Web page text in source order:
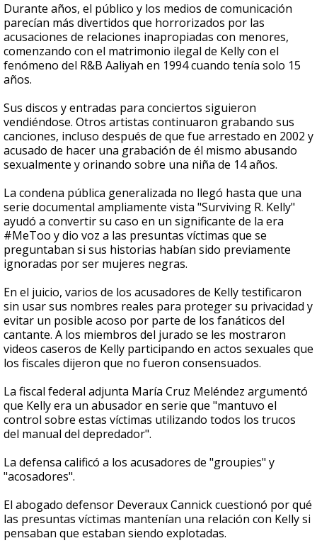
Durante años, el público y los medios de comunicación
parecían más divertidos que horrorizados por las
acusaciones de relaciones inapropiadas con menores,
comenzando con el matrimonio ilegal de Kelly con el
fenómeno del R&B Aaliyah en 1994 cuando tenía solo 15
años.
Sus discos y entradas para conciertos siguieron
vendiéndose. Otros artistas continuaron grabando sus
canciones, incluso después de que fue arrestado en 2002 y
acusado de hacer una grabación de él mismo abusando
sexualmente y orinando sobre una niña de 14 años.
La condena pública generalizada no llegó hasta que una
serie documental ampliamente vista "Surviving R. Kelly"
ayudó a convertir su caso en un significante de la era
#MeToo y dio voz a las presuntas víctimas que se
preguntaban si sus historias habían sido previamente
ignoradas por ser mujeres negras.
En el juicio, varios de los acusadores de Kelly testificaron
sin usar sus nombres reales para proteger su privacidad y
evitar un posible acoso por parte de los fanáticos del
cantante. A los miembros del jurado se les mostraron
videos caseros de Kelly participando en actos sexuales que
los fiscales dijeron que no fueron consensuados.
La fiscal federal adjunta María Cruz Meléndez argumentó
que Kelly era un abusador en serie que "mantuvo el
control sobre estas víctimas utilizando todos los trucos
del manual del depredador".
La defensa calificó a los acusadores de "groupies" y
"acosadores".
El abogado defensor Deveraux Cannick cuestionó por qué
las presuntas víctimas mantenían una relación con Kelly si
pensaban que estaban siendo explotadas.